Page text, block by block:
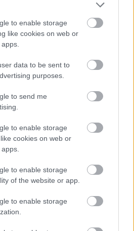
to enable storage
like cookies on web or
data to be sent to
purposes.
to send me
to enable storage
cookies on web or
to enable storage
of the website or app.
to enable storage
értik a KTE-
értékelt a hétfői
hogy a Csakfoci az elsők
a Google-találatokban
a cikk? Megosztanád?
Link másolása Email küldés